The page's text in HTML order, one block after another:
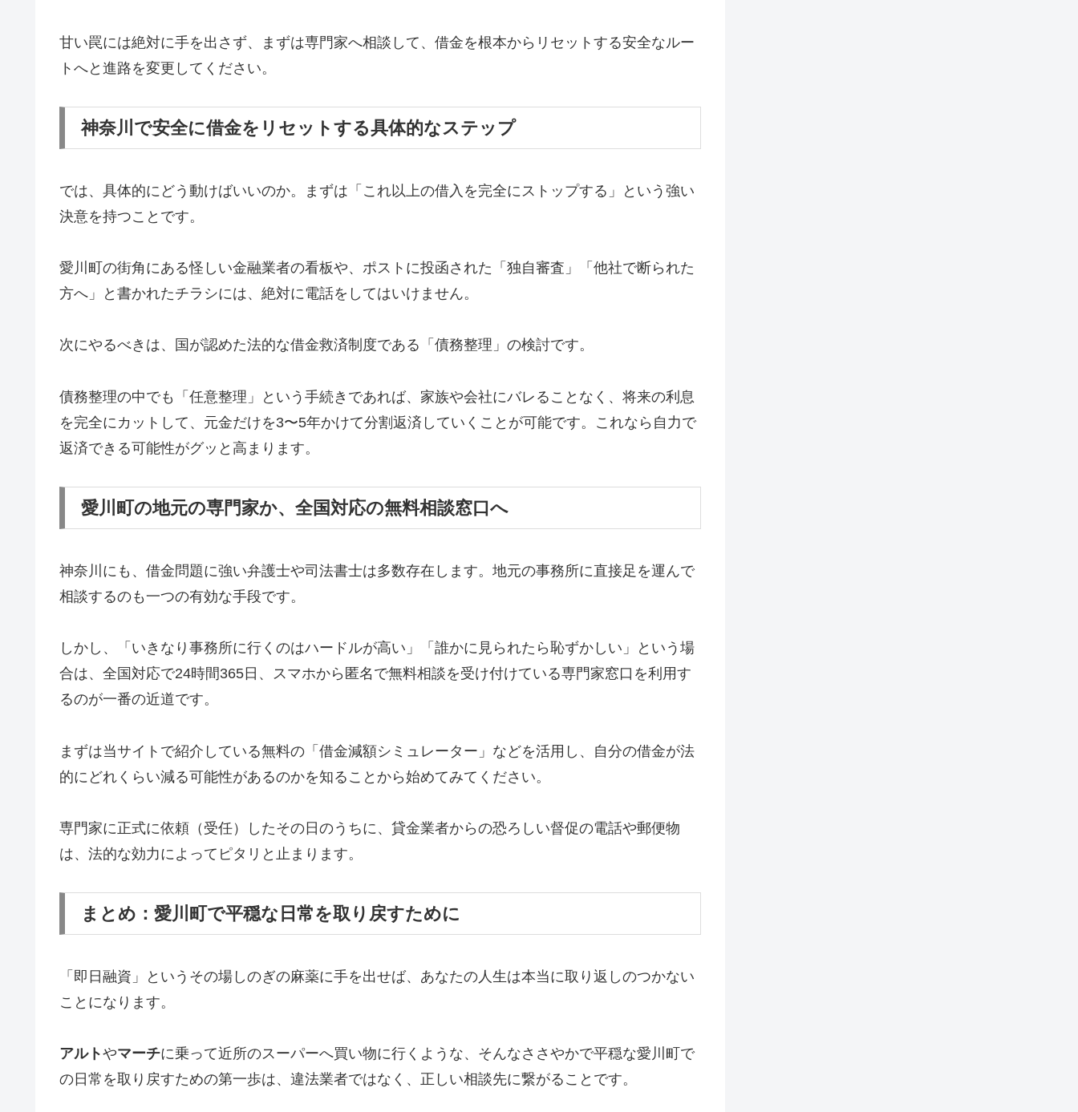
甘い罠には絶対に手を出さず、まずは専門家へ相談して、借金を根本からリセットする安全なルー
トへと進路を変更してください。
神奈川で安全に借金をリセットする具体的なステップ
では、具体的にどう動けばいいのか。まずは「これ以上の借入を完全にストップする」という強い
決意を持つことです。
愛川町の街角にある怪しい金融業者の看板や、ポストに投函された「独自審査」「他社で断られた
方へ」と書かれたチラシには、絶対に電話をしてはいけません。
次にやるべきは、国が認めた法的な借金救済制度である「債務整理」の検討です。
債務整理の中でも「任意整理」という手続きであれば、家族や会社にバレることなく、将来の利息
を完全にカットして、元金だけを3〜5年かけて分割返済していくことが可能です。これなら自力で
返済できる可能性がグッと高まります。
愛川町の地元の専門家か、全国対応の無料相談窓口へ
神奈川にも、借金問題に強い弁護士や司法書士は多数存在します。地元の事務所に直接足を運んで
相談するのも一つの有効な手段です。
しかし、「いきなり事務所に行くのはハードルが高い」「誰かに見られたら恥ずかしい」という場
合は、全国対応で24時間365日、スマホから匿名で無料相談を受け付けている専門家窓口を利用す
るのが一番の近道です。
まずは当サイトで紹介している無料の「借金減額シミュレーター」などを活用し、自分の借金が法
的にどれくらい減る可能性があるのかを知ることから始めてみてください。
専門家に正式に依頼（受任）したその日のうちに、貸金業者からの恐ろしい督促の電話や郵便物
は、法的な効力によってピタリと止まります。
まとめ：愛川町で平穏な日常を取り戻すために
「即日融資」というその場しのぎの麻薬に手を出せば、あなたの人生は本当に取り返しのつかない
ことになります。
アルトやマーチに乗って近所のスーパーへ買い物に行くような、そんなささやかで平穏な愛川町で
の日常を取り戻すための第一歩は、違法業者ではなく、正しい相談先に繋がることです。